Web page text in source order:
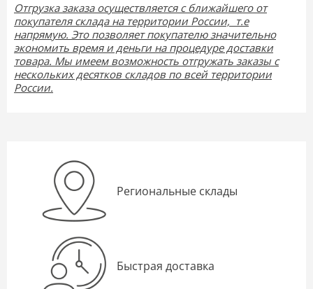
Отгрузка заказа осуществляется с ближайшего от
покупателя склада на территории России, т.е
напрямую. Это позволяет покупателю значительно
экономить время и деньги на процедуре доставки
товара. Мы имеем возможность отгружать заказы с
нескольких десятков складов по всей территории
России.
Региональные склады
Быстрая доставка